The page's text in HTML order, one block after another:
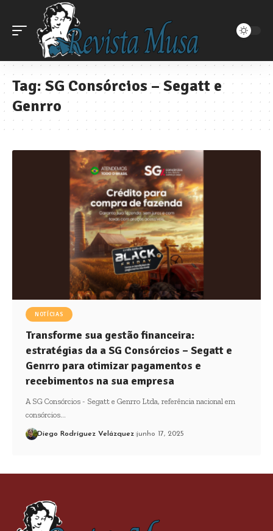
Tag:SG Consórcios – Segatt e
Genrro
NOTÍCIAS
Transforme sua gestão financeira:
estratégias da a SG Consórcios – Segatt e
Genrro para otimizar pagamentos e
recebimentos na sua empresa
A SG Consórcios - Segatt e Genrro Ltda, referência nacional em
consórcios…
Diego Rodríguez Velázquez junho 17, 2025